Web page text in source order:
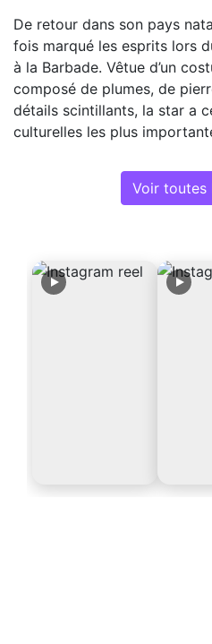
De retour dans son pays
fois marqué les esprits lors
à la Barbade. Vêtue d’un
composé de plumes, de
détails scintillants, la star a
culturelles les plus
Voir toutes